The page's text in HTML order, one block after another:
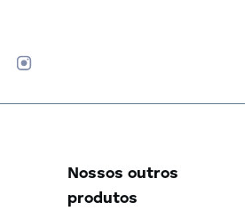
Nossos outros
produtos